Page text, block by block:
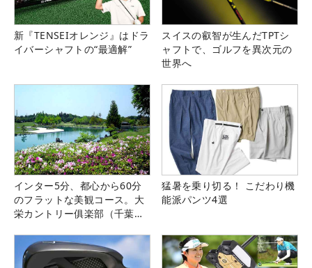
新『TENSEIオレンジ』はドラ
イバーシャフトの“最適解”
スイスの叡智が生んだTPTシ
ャフトで、ゴルフを異次元の
世界へ
インター5分、都心から60分
のフラットな美観コース。大
栄カントリー俱楽部（千葉
猛暑を乗り切る！ こだわり機
能派パンツ4選